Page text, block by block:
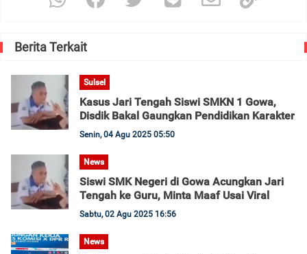
Berita Terkait
Sulsel
Kasus Jari Tengah Siswi SMKN 1 Gowa,
Disdik Bakal Gaungkan Pendidikan Karakter
Senin, 04 Agu 2025 05:50
News
Siswi SMK Negeri di Gowa Acungkan Jari
Tengah ke Guru, Minta Maaf Usai Viral
Sabtu, 02 Agu 2025 16:56
News